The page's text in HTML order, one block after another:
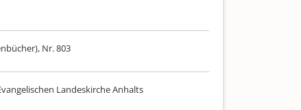
Nr. 803
Landeskirche Anhalts